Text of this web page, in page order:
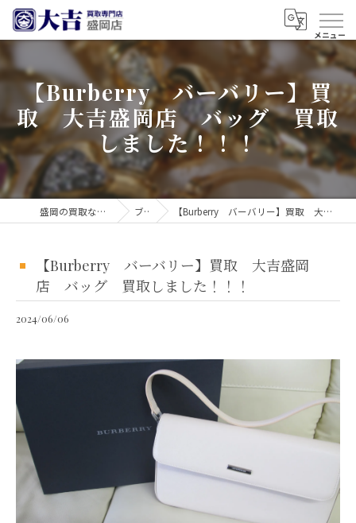
【Burberry バーバリー】買
取 大吉盛岡店 バッグ 買取
しました！！！
盛岡の買取なら買取大吉 盛岡店 ブログ 【Burberry バーバリー】買取 大吉盛岡店 バッグ 買取しました！！！
【Burberry バーバリー】買取 大吉盛岡
店 バッグ 買取しました！！！
2024/06/06